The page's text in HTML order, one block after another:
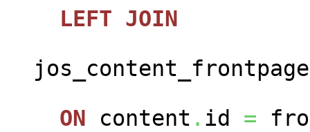
LEFT JOIN
ON content . id =